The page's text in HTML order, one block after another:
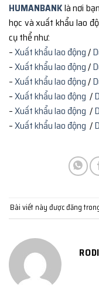
HUMANBANKlà nơi
học và xuất khẩu lao
cụ thể như:
–Xuất khẩu lao động/
–Xuất khẩu lao động/
–Xuất khẩu lao động/
–Xuất khẩu lao động /
–Xuất khẩu lao động /
–Xuất khẩu lao động /
Bài viết này được đăng